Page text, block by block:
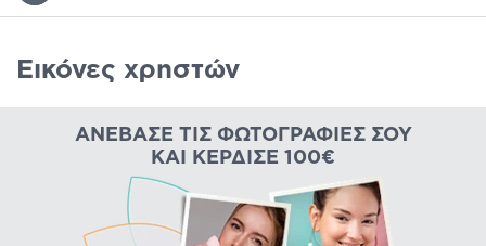
Εικόνες χρηστών
ΑΝΈΒΑΣΕ ΤΙΣ ΦΩΤΟΓΡΑΦΊΕΣ ΣΟΥ
ΚΑΙ ΚΈΡΔΙΣΕ 100€